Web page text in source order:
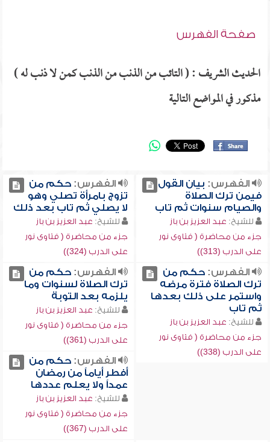
صفحة الفهرس
الحديث الشريف : ( التائب من الذنب من الذنب كمن لا ذنب له )
مذكور في المواضع التالية
الفهرس: بيان القول
فيمن ترك الصلاة
والصيام سنوات ثم تاب
للشيخ: عبد العزيز بن باز
جزء من محاضرة ( فتاوى نور
على الدرب (313))
الفهرس:حكم من
تزوج بامرأة تصلي وهو
لا يصلي ثم تاب بعد ذلك
للشيخ: عبد العزيز بن باز
جزء من محاضرة ( فتاوى نور
على الدرب (324))
الفهرس:حكم من
ترك الصلاة فترة مرضه
واستمر على ذلك بعدها
ثم تاب
للشيخ: عبد العزيز بن باز
جزء من محاضرة ( فتاوى نور
على الدرب (338))
الفهرس:حكم من
ترك الصلاة لسنوات وما
يلزمه بعد التوبة
للشيخ: عبد العزيز بن باز
جزء من محاضرة ( فتاوى نور
على الدرب (361))
الفهرس:حكم من
أفطر أياماً من رمضان
عمداً ولا يعلم عددها
للشيخ: عبد العزيز بن باز
جزء من محاضرة ( فتاوى نور
على الدرب (367))